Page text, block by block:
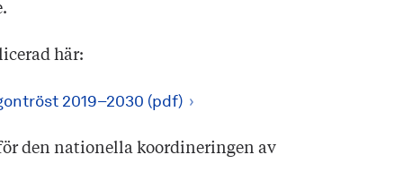
här:
2019–2030 (pdf)
den nationella koordineringen av